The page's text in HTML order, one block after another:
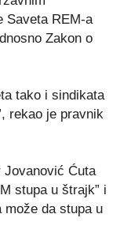
Saveta REM-a
Zakon o
tako i sindikata
rekao je pravnik
Jovanović Ćuta
stupa u štrajk” i
može da stupa u